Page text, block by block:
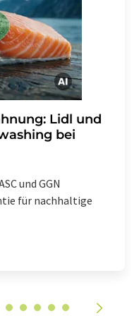
Lidl und
bei
und GGN
für nachhaltige